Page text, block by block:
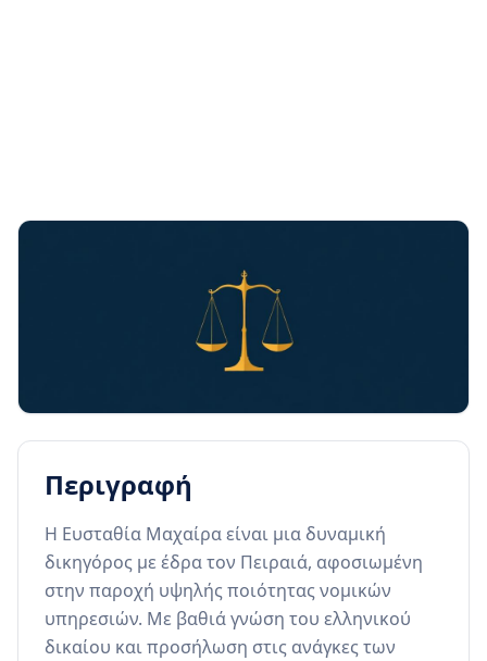
Περιγραφή
Η Ευσταθία Μαχαίρα είναι μια δυναμική
δικηγόρος με έδρα τον Πειραιά, αφοσιωμένη
στην παροχή υψηλής ποιότητας νομικών
υπηρεσιών. Με βαθιά γνώση του ελληνικού
δικαίου και προσήλωση στις ανάγκες των